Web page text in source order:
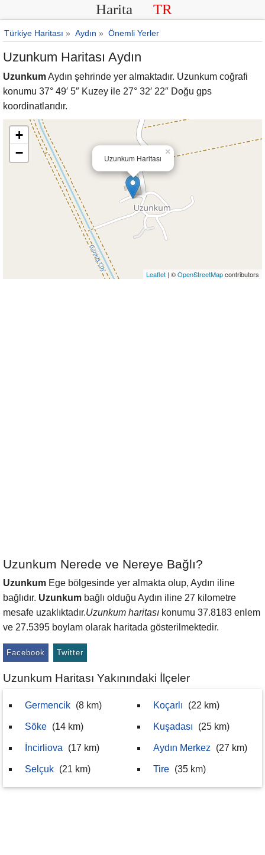
Harita TR
Türkiye Haritası » Aydın » Önemli Yerler
Uzunkum Haritası Aydın
UzunkumAydın şehrinde yer almaktadır. Uzunkum coğrafi
konumu 37° 49′ 5″ Kuzey ile 27° 32′ 22″ Doğu gps
koordinatlarıdır.
Uzunkum Haritası
×
+
−
Leaflet | ©OpenStreetMapcontributors
Uzunkum Nerede ve Nereye Bağlı?
Uzunkum Ege bölgesinde yer almakta olup, Aydın iline
bağlıdır. Uzunkum bağlı olduğu Aydın iline 27 kilometre
mesafe uzaklıktadır.Uzunkum haritası konumu 37.8183 enlem
ve 27.5395 boylam olarak haritada gösterilmektedir.
Facebook Twitter
Uzunkum Haritası Yakınındaki İlçeler
Germencik (8 km)
Söke (14 km)
İncirliova (17 km)
Selçuk (21 km)
Koçarlı (22 km)
Kuşadası (25 km)
Aydın Merkez (27 km)
Tire (35 km)